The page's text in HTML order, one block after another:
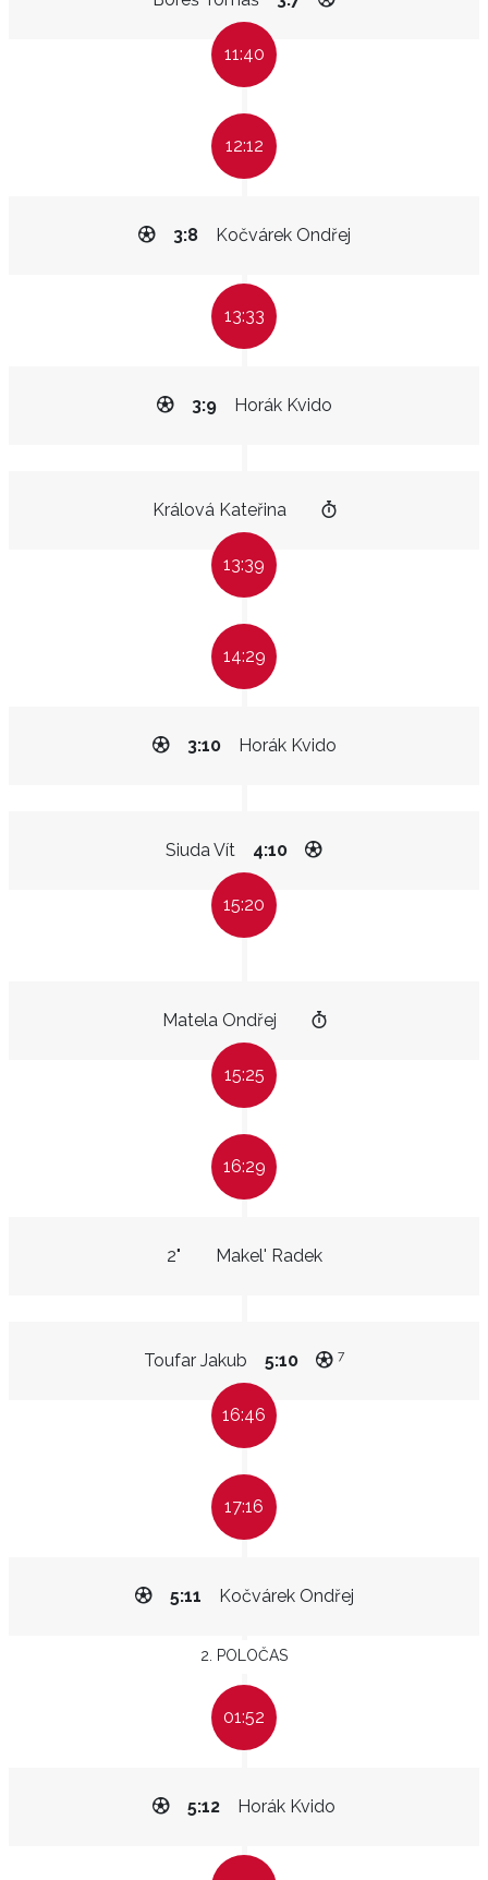
11:40
12:12
Kočvárek Ondřej
3:8
13:33
Horák Kvido
3:9
Králová Kateřina
13:39
14:29
Horák Kvido
3:10
Siuda Vít 4:10
15:20
Matela Ondřej
15:25
16:29
Makel' Radek
2"
Toufar Jakub 5:10 7
16:46
17:16
Kočvárek Ondřej
5:11
2. POLOČAS
01:52
Horák Kvido
5:12